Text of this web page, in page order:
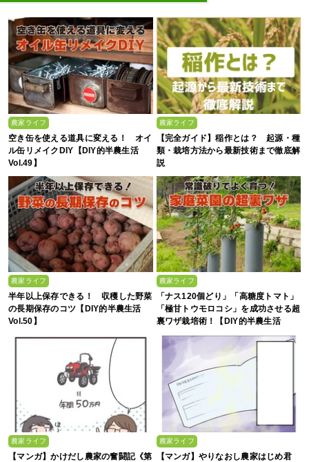
農家ライフ
空き缶を使える道具に変える！ オイ
ル缶リメイクDIY【DIY的半農生活
Vol.49】
農家ライフ
【完全ガイド】稲作とは？ 起源・種
類・栽培方法から最新技術まで徹底解
説
農家ライフ
半年以上保存できる！ 収穫した野菜
の長期保存のコツ【DIY的半農生活
Vol.50】
農家ライフ
「ナス120個どり」「高糖度トマト」
「極甘トウモロコシ」を成功させる超
裏ワザ栽培術！【DIY的半農生活
Vol.49】
農家ライフ
【マンガ】かけだし農家の奮闘記《第
農家ライフ
【マンガ】やりなおし農家はじめ君